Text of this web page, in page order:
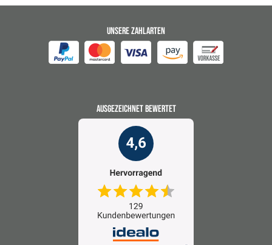
UNSERE ZAHLARTEN
AUSGEZEICHNET BEWERTET